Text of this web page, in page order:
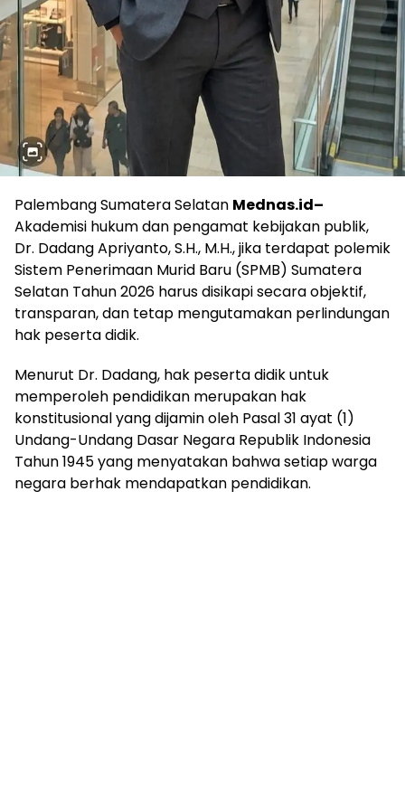
Palembang Sumatera Selatan Mednas.id–
Akademisi hukum dan pengamat kebijakan publik,
Dr. Dadang Apriyanto, S.H., M.H., jika terdapat polemik
Sistem Penerimaan Murid Baru (SPMB) Sumatera
Selatan Tahun 2026 harus disikapi secara objektif,
transparan, dan tetap mengutamakan perlindungan
hak peserta didik.
Menurut Dr. Dadang, hak peserta didik untuk
memperoleh pendidikan merupakan hak
konstitusional yang dijamin oleh Pasal 31 ayat (1)
Undang-Undang Dasar Negara Republik Indonesia
Tahun 1945 yang menyatakan bahwa setiap warga
negara berhak mendapatkan pendidikan.